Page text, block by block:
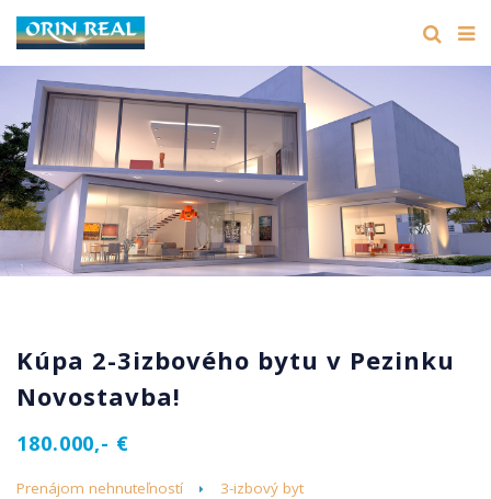
Kúpa 2-3izbového bytu v Pezinku
Novostavba!
180.000,- €
Prenájom nehnuteľností 3-izbový byt